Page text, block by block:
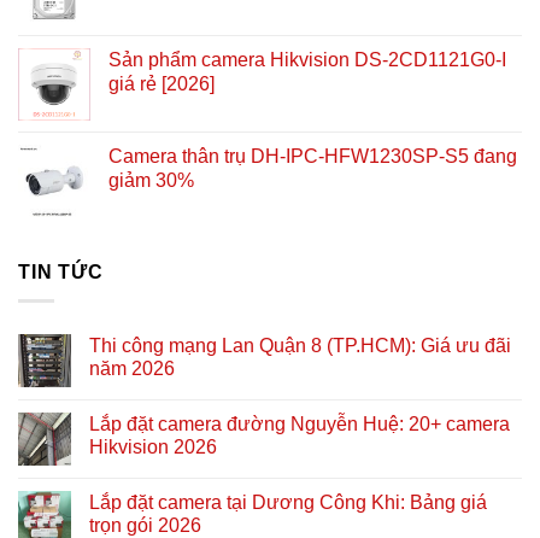
Sản phẩm camera Hikvision DS-2CD1121G0-I
giá rẻ [2026]
Camera thân trụ DH-IPC-HFW1230SP-S5 đang
giảm 30%
TIN TỨC
Thi công mạng Lan Quận 8 (TP.HCM): Giá ưu đãi
năm 2026
Lắp đặt camera đường Nguyễn Huệ: 20+ camera
Hikvision 2026
Lắp đặt camera tại Dương Công Khi: Bảng giá
trọn gói 2026